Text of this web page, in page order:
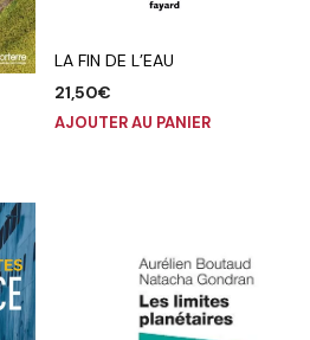
LA FIN DE L’EAU
21,50€
AJOUTER AU PANIER